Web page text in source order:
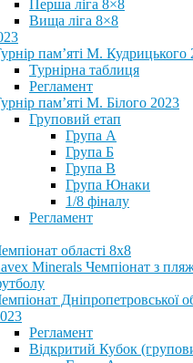
Перша ліга 8×8
Вища ліга 8×8
пам’яті М. Кудрицького
Турнірна таблиця
Регламент
пам’яті М. Білого 2023
Груповий етап
Група А
Група Б
Група В
Група Юнаки
1/8 фіналу
Регламент
області 8х8
Minerals Чемпіонат з
Дніпропетровської
Регламент
Відкритий Кубок